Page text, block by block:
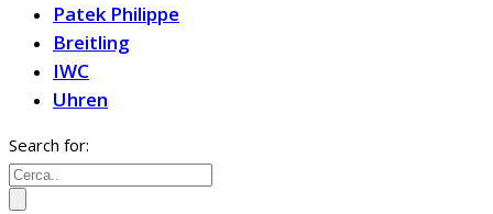
Patek Philippe
Breitling
IWC
Uhren
Search for: